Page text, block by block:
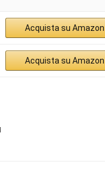
Acquista su Amazon
Acquista su Amazon